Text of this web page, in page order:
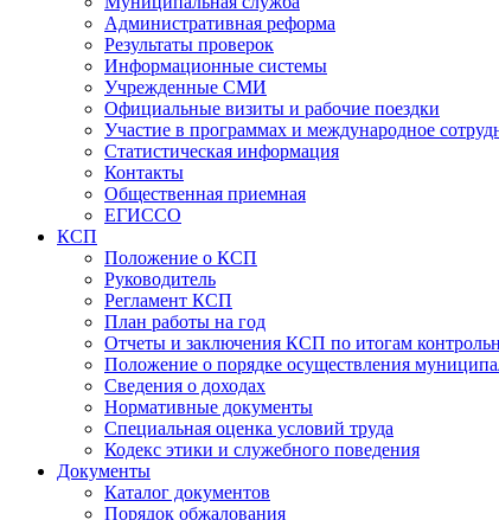
Административная реформа
Результаты проверок
Информационные системы
Учрежденные СМИ
Официальные визиты и рабочие поездки
Участие в программах и международное
Статистическая информация
Контакты
Общественная приемная
ЕГИССО
КСП
Положение о КСП
Руководитель
Регламент КСП
План работы на год
Отчеты и заключения КСП по итогам
Положение о порядке осуществления
Сведения о доходах
Нормативные документы
Специальная оценка условий труда
Кодекс этики и служебного поведения
Документы
Каталог документов
Порядок обжалования